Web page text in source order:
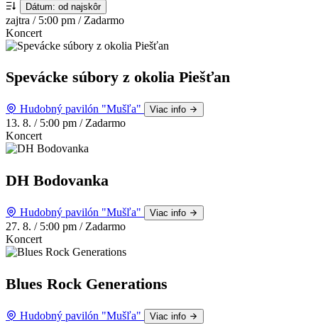
Dátum: od najskôr
zajtra / 5:00 pm / Zadarmo
Koncert
Spevácke súbory z okolia Piešťan
Hudobný pavilón "Mušľa" Viac info
13. 8. / 5:00 pm /Zadarmo
Koncert
DH Bodovanka
Hudobný pavilón "Mušľa" Viac info
27. 8. / 5:00 pm / Zadarmo
Koncert
Blues Rock Generations
Hudobný pavilón "Mušľa" Viac info